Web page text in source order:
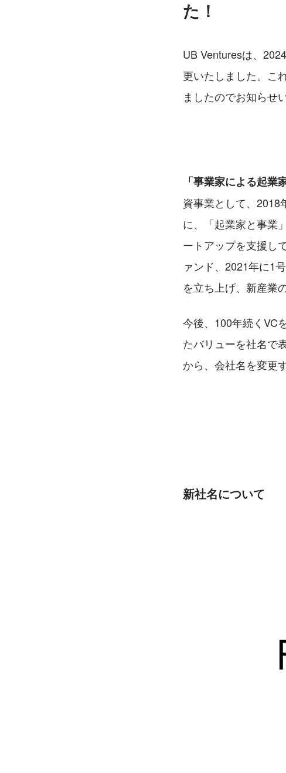
た！
UB Venturesは、
更いたしました。こ
ましたのでお知らせ
「事業家による起業
資事業として、2018
に、「起業家と事業
ートアップを支援し
ァンド、2021年に1
を立ち上げ、新産業
今後、100年続くVC
たバリューを社名で
から、会社名を変更
新社名について